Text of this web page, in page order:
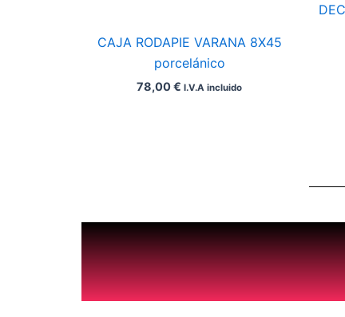
CAJA RODAPIE VARANA 8X45
porcelánico
78,00€ I.V.A incluido